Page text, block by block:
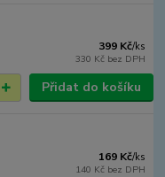
399 Kč/ks
330 Kč bez DPH
Přidat do košíku
169 Kč/ks
140 Kč bez DPH